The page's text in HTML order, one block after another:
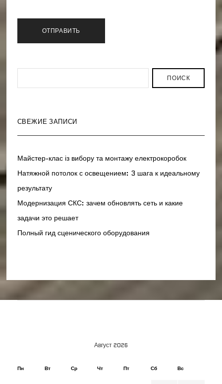
ПОИСК
СВЕЖИЕ ЗАПИСИ
Майстер-клас із вибору та монтажу електрокоробок
Натяжной потолок с освещением: 3 шага к идеальному
результату
Модернизация СКС: зачем обновлять сеть и какие
задачи это решает
Полный гид сценического оборудования
Август 2026
Пн Вт Ср Чт Пт Сб Вс